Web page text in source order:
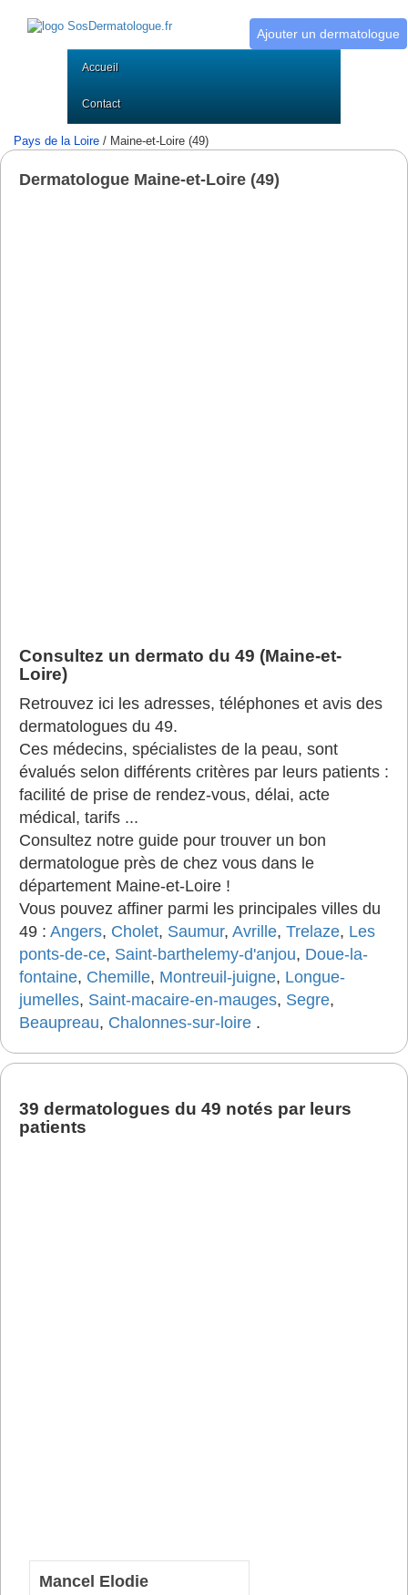
Ajouter un dermatologue
Accueil
Contact
Pays de la Loire / Maine-et-Loire (49)
Dermatologue Maine-et-Loire (49)
Consultez un dermato du 49 (Maine-et-
Loire)
Retrouvez ici les adresses, téléphones et avis des
dermatologues du 49.
Ces médecins, spécialistes de la peau, sont
évalués selon différents critères par leurs patients :
facilité de prise de rendez-vous, délai, acte
médical, tarifs ...
Consultez notre guide pour trouver un bon
dermatologue près de chez vous dans le
département Maine-et-Loire !
Vous pouvez affiner parmi les principales villes du
49 : Angers, Cholet, Saumur, Avrille, Trelaze, Les
ponts-de-ce, Saint-barthelemy-d'anjou, Doue-la-
fontaine, Chemille, Montreuil-juigne, Longue-
jumelles, Saint-macaire-en-mauges, Segre,
Beaupreau, Chalonnes-sur-loire .
39 dermatologues du 49 notés par leurs
patients
Mancel Elodie